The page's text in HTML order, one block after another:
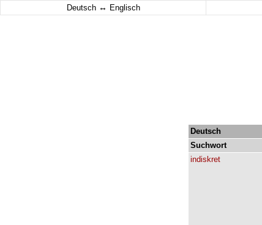
Deutsch ↔ Englisch
Deutsch
Suchwort
indiskret